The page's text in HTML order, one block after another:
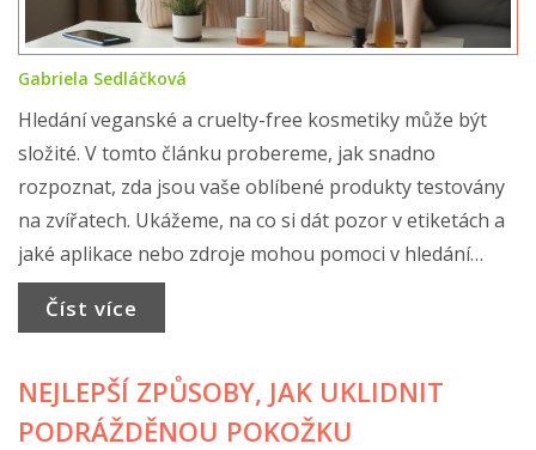
Gabriela Sedláčková
Hledání veganské a cruelty-free kosmetiky může být
složité. V tomto článku probereme, jak snadno
rozpoznat, zda jsou vaše oblíbené produkty testovány
na zvířatech. Ukážeme, na co si dát pozor v etiketách a
jaké aplikace nebo zdroje mohou pomoci v hledání
etických produktů.
Číst více
NEJLEPŠÍ ZPŮSOBY, JAK UKLIDNIT
PODRÁŽDĚNOU POKOŽKU